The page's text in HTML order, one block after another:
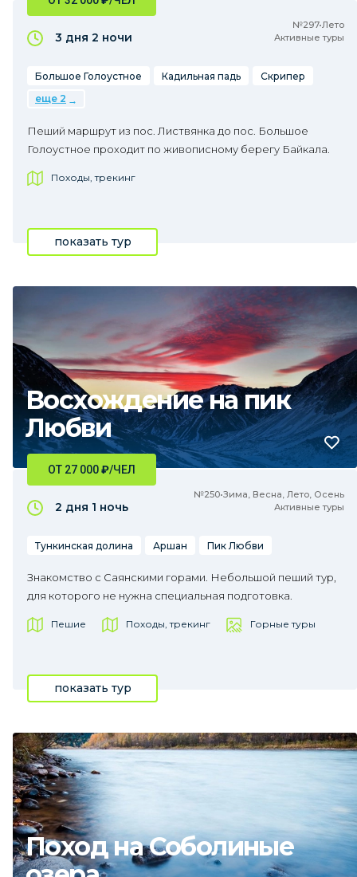
№297•Лето
Активные туры
3 дня 2 ночи
Большое Голоустное Кадильная падь
Скрипер
еще 2
Пеший маршрут из пос. Листвянка до пос. Большое
Голоустное проходит по живописному берегу Байкала.
Походы, трекинг
показать тур
Восхождение на пик
Любви
№250•Зима, Весна, Лето, Осень
Активные туры
ОТ 27 000₽/ЧЕЛ
2 дня 1 ночь
Тункинская долина Аршан Пик Любви
Знакомство с Саянскими горами. Небольшой пеший тур,
для которого не нужна специальная подготовка.
Пешие Походы, трекинг Горные туры
показать тур
Поход на Соболиные